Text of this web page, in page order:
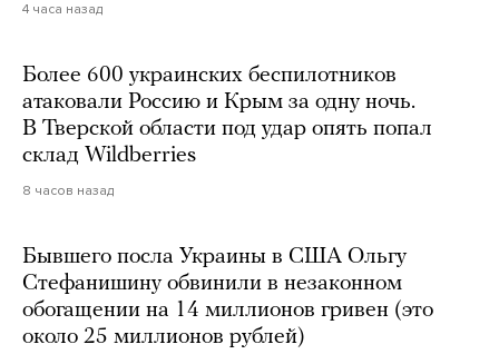
4 часа назад
Более 600 украинских беспилотников
атаковали Россию и Крым за одну ночь.
В Тверской области под удар опять попал
склад Wildberries
8 часов назад
Бывшего посла Украины в США Ольгу
Стефанишину обвинили в незаконном
обогащении на 14 миллионов гривен (это
около 25 миллионов рублей)